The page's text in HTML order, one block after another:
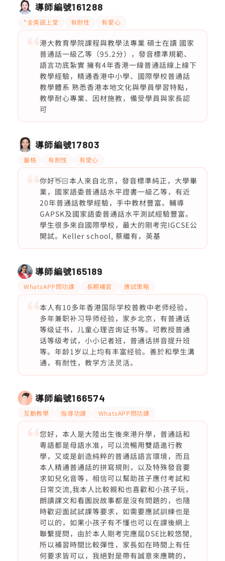
導師編號161288
*全英語上堂 有耐性 有愛心
港大教育學院課程與教學法專業 碩士在讀 國家
普通話一級乙等（95.2分），發音標準規範、
語言功底紮實 擁有4年香港一線普通話線上線下
教學經驗，精通香港中小學、國際學校普通話
教學體系 熟悉香港本地文化與學員學習特點，
教學耐心專業、因材施教，備受學員與家長認
可
導師編號17803
嚴格 有耐性 有愛心
你好👋🏻本人來自北京，發音標準純正，大學畢
業，國家語委普通話水平證書一級乙等，有近
20年普通話教學經驗，手中教材豐富。輔導
GAPSK及國家語委普通話水平測試經驗豐富。
學生很多來自國際學校，最大的剛考完IGCSE公
開試。Keller school, 蔡繼有，英基
導師編號165189
WhatsAPP問功課 長期補習 應試策略
本人有10多年香港国际学校普教中老师经验，
多年兼职补习导师经验，家乡北京，有普通话
等级证书，儿童心理咨询证书等。可教授普通
话等级考试，小小记者班，普通话拼音提升班
等。年龄1岁以上均有丰富经验。善於和學生溝
通，有耐性，教学方法灵活。
導師編號166574
互動教學 指導功課 WhatsAPP問功課
您好，本人是大陸出生後來港升學，普通話和
粵語都是母語水准，可以流暢用雙語進行教
學，又或是創造純粹的普通話語言環境，而且
本人精通普通話的拼寫規則，以及特殊發音要
求如兒化音等，相信可以幫助孩子應付考試和
日常交流,我本人比較親和也喜歡和小孩子玩，
朗讀課文和看圖說故事都是沒有問題的，也隨
時歡迎面試試課等要求，如需要應試訓練也是
可以的，如果小孩子有不懂也可以在課後網上
聯繫提問，由於本人剛考完應屆DSE比較悠閒,
所以補習時間比較彈性，家長如在時間上有任
何要求皆可以，我絕對是帶有誠意來應聘的，